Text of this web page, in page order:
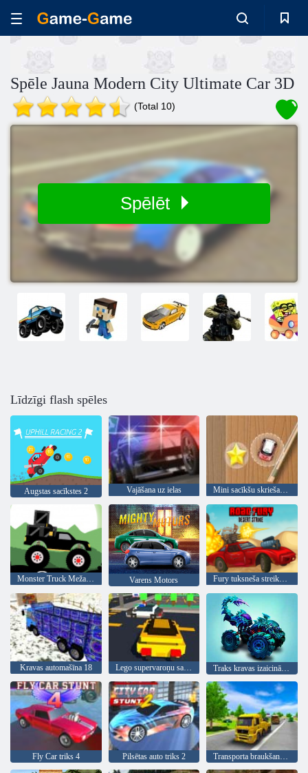
Spēle Jauna Modern City Ultimate Car 3D
(Total 10)
Spēlēt
Līdzīgi flash spēles
Augstas sacīkstes 2 Vajāšana uz ielas Mini sacīkšu skriešanās
Monster Truck Meža Piegāde Varens Motors Fury tuksneša streika ceļš
Kravas automašīna 18 Lego supervaroņu sacīkstes Traks kravas izaicinājums
Fly Car triks 4 Pilsētas auto triks 2 Transporta braukšanas simulators